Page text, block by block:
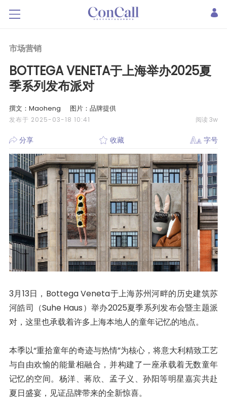
市场营销
BOTTEGA VENETA于上海举办2025夏
季系列发布派对
撰文：Maoheng 图片：品牌提供
发布于 2025-03-18 10:41 阅读 3w
分享 收藏 字号
3月13日，Bottega Veneta于上海苏州河畔的历史建筑苏
河皓司（Suhe Haus）举办2025夏季系列发布会暨主题派
对，这里也承载着许多上海本地人的童年记忆的地点。
本季以“重拾童年的奇迹与热情”为核心，将意大利精致工艺
与自由欢愉的能量相融合，并构建了一座承载着无数童年
记忆的空间。杨洋、蒋欣、孟子义、孙阳等明星嘉宾共赴
夏日盛宴，见证品牌带来的全新惊喜。